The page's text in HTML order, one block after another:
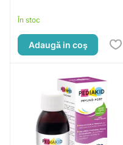
În stoc
Adaugă in coş